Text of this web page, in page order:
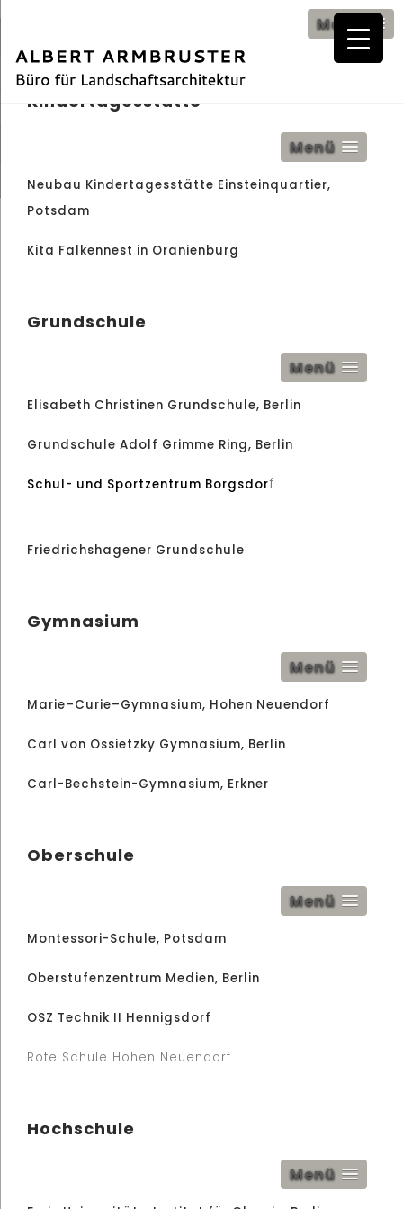
Menü
Kindertagesstätte
Menü
Neubau Kindertagesstätte Einsteinquartier,
Potsdam
Kita Falkennest in Oranienburg
Grundschule
Menü
Elisabeth Christinen Grundschule, Berlin
Grundschule Adolf Grimme Ring, Berlin
Schul- und Sportzentrum Borgsdorf
Friedrichshagener Grundschule
Gymnasium
Menü
Marie–Curie–Gymnasium, Hohen Neuendorf
Carl von Ossietzky Gymnasium, Berlin
Carl-Bechstein-Gymnasium, Erkner
Oberschule
Menü
Montessori-Schule, Potsdam
Oberstufenzentrum Medien, Berlin
OSZ Technik II Hennigsdorf
Rote Schule Hohen Neuendorf
Hochschule
Menü